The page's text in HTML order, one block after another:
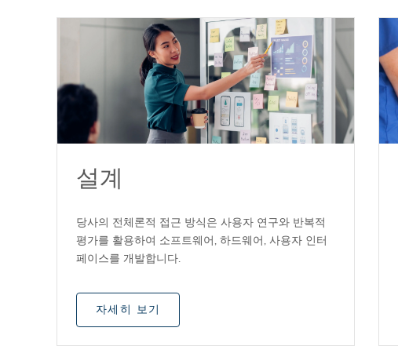
설계
당사의 전체론적 접근 방식은 사용자 연구와 반복적
평가를 활용하여 소프트웨어, 하드웨어, 사용자 인터
페이스를 개발합니다.
자세히 보기